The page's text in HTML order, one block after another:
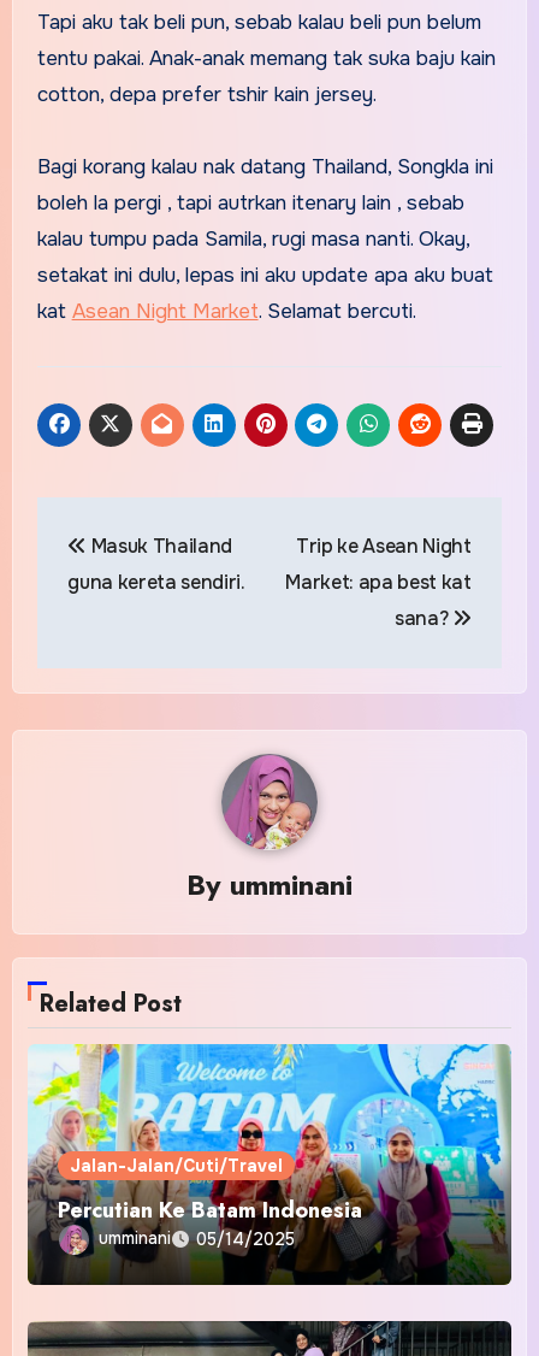
Tapi aku tak beli pun, sebab kalau beli pun belum
tentu pakai. Anak-anak memang tak suka baju kain
cotton, depa prefer tshir kain jersey.
Bagi korang kalau nak datang Thailand, Songkla ini
boleh la pergi , tapi autrkan itenary lain , sebab
kalau tumpu pada Samila, rugi masa nanti. Okay,
setakat ini dulu, lepas ini aku update apa aku buat
kat Asean Night Market. Selamat bercuti.
navigation
Masuk Thailand
guna kereta sendiri.
Trip ke Asean Night
Market: apa best kat
sana?
By umminani
Related Post
Jalan-Jalan/Cuti/Travel
Percutian Ke Batam Indonesia
umminani 05/14/2025